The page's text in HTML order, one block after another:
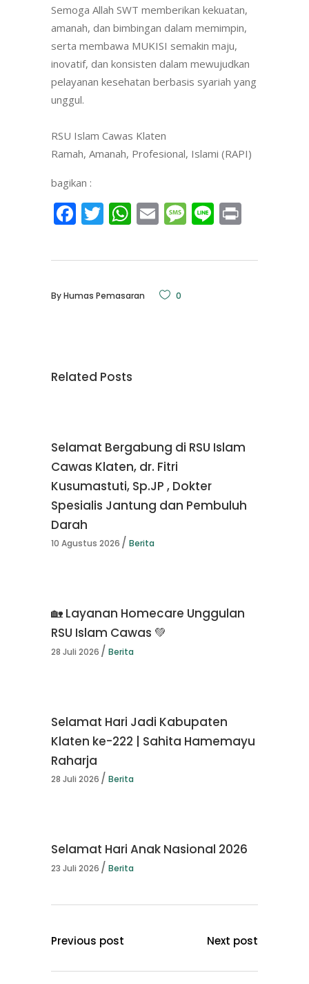
Semoga Allah SWT memberikan kekuatan,
amanah, dan bimbingan dalam memimpin,
serta membawa MUKISI semakin maju,
inovatif, dan konsisten dalam mewujudkan
pelayanan kesehatan berbasis syariah yang
unggul.
RSU Islam Cawas Klaten
Ramah, Amanah, Profesional, Islami (RAPI)
bagikan :
Facebook
Twitter
WhatsApp
EmailMessage
Line
ByHumas Pemasaran 0
Related Posts
Selamat Bergabung di RSU Islam
Cawas Klaten, dr. Fitri
Kusumastuti, Sp.JP , Dokter
Spesialis Jantung dan Pembuluh
Darah
10 Agustus 2026 Berita
🏡 Layanan Homecare Unggulan
RSU Islam Cawas 💚
28 Juli 2026 Berita
Selamat Hari Jadi Kabupaten
Klaten ke-222 | Sahita Hamemayu
Raharja
28 Juli 2026 Berita
Selamat Hari Anak Nasional 2026
23 Juli 2026 Berita
Previous post Next post